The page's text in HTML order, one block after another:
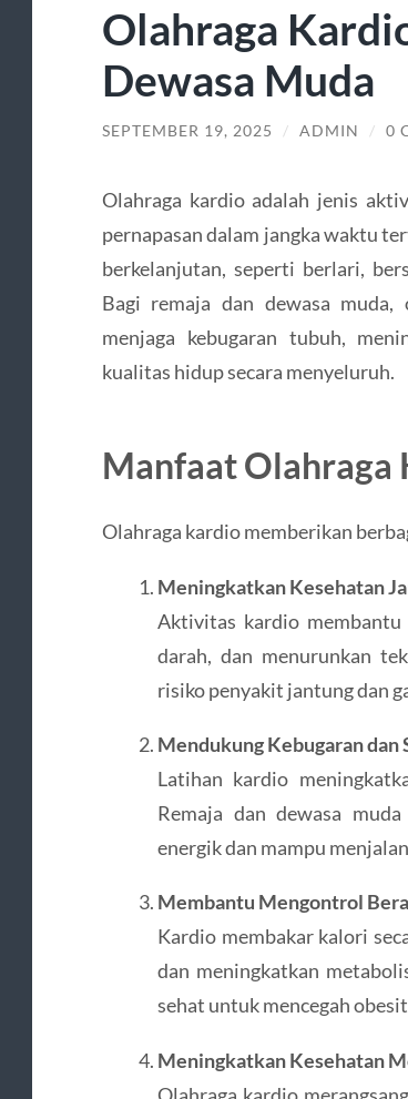
Olahraga
Dewasa Muda
SEPTEMBER 19, 2025 / ADMIN / 0
Olahraga kardio adalah jenis
pernapasan dalam jangka waktu
berkelanjutan, seperti berlari,
Bagi remaja dan dewasa
menjaga kebugaran tubuh,
kualitas hidup secara menyeluruh.
Manfaat Olahraga
Olahraga kardio memberikan
Meningkatkan Kesehatan
Aktivitas kardio
darah, dan menurunkan
risiko penyakit jantung dan
Mendukung Kebugaran dan
Latihan kardio
Remaja dan dewasa
energik dan mampu
Membantu Mengontrol
Kardio membakar kalori
dan meningkatkan
sehat untuk mencegah
Meningkatkan Kesehatan
Olahraga kardio